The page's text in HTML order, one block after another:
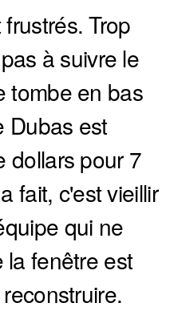
Trop
à suivre le
tombe en bas
Dubas est
dollars pour 7
fait, c'est vieillir
qui ne
fenêtre est